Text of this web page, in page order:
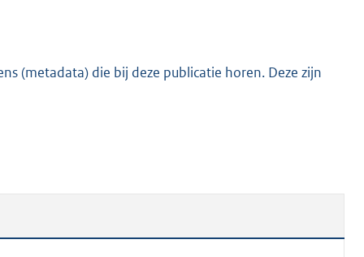
(metadata) die bij deze publicatie horen. Deze zijn